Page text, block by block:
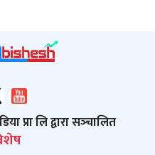
प्रा लि द्वारा सञ्‍चालित